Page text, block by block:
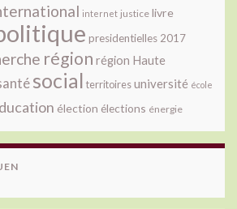
internet justice livre
presidentielles 2017
région région Haute
social territoiresuniversité école
élection élections énergie